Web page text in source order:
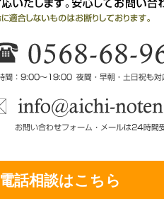
電話相談はこちら